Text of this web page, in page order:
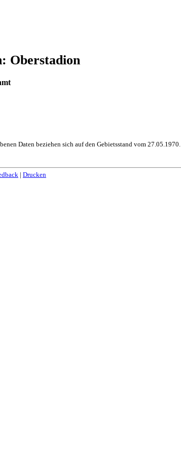
Oberstadion
Daten beziehen sich auf den Gebietsstand vom 27.05.1970.
Drucken